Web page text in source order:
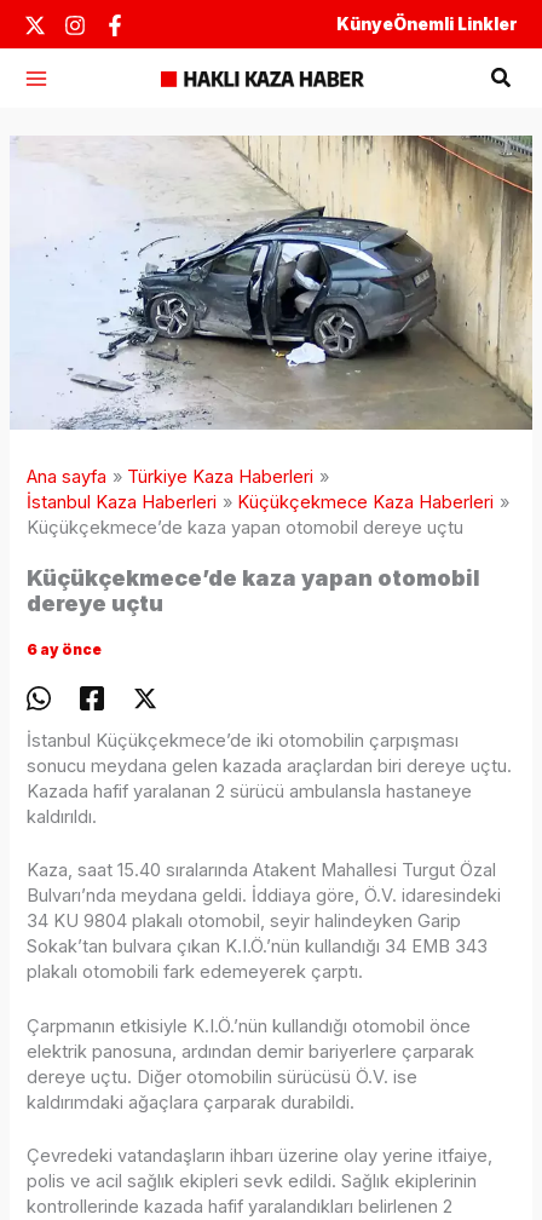
İçeriğe
atla
KünyeÖnemli Linkler
Ana sayfa
Türkiye Kaza Haberleri
İstanbul Kaza Haberleri
Küçükçekmece Kaza Haberleri
Küçükçekmece’de kaza yapan otomobil dereye uçtu
Küçükçekmece’de kaza yapan otomobil
dereye uçtu
6 ay önce
İstanbul Küçükçekmece’de iki otomobilin çarpışması
sonucu meydana gelen kazada araçlardan biri dereye uçtu.
Kazada hafif yaralanan 2 sürücü ambulansla hastaneye
kaldırıldı.
Kaza, saat 15.40 sıralarında Atakent Mahallesi Turgut Özal
Bulvarı’nda meydana geldi. İddiaya göre, Ö.V. idaresindeki
34 KU 9804 plakalı otomobil, seyir halindeyken Garip
Sokak’tan bulvara çıkan K.I.Ö.’nün kullandığı 34 EMB 343
plakalı otomobili fark edemeyerek çarptı.
Çarpmanın etkisiyle K.I.Ö.’nün kullandığı otomobil önce
elektrik panosuna, ardından demir bariyerlere çarparak
dereye uçtu. Diğer otomobilin sürücüsü Ö.V. ise
kaldırımdaki ağaçlara çarparak durabildi.
Çevredeki vatandaşların ihbarı üzerine olay yerine itfaiye,
polis ve acil sağlık ekipleri sevk edildi. Sağlık ekiplerinin
kontrollerinde kazada hafif yaralandıkları belirlenen 2